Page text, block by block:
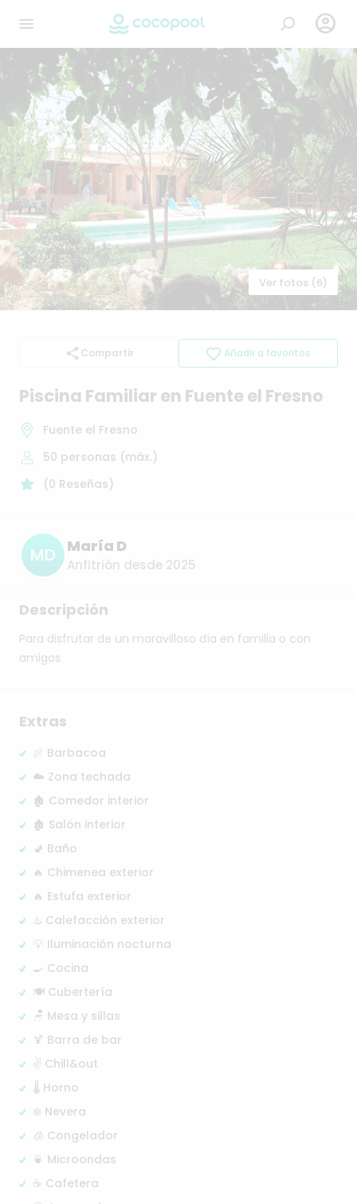

Ver fotos (6)
Compartir Añadir a favoritos
Piscina Familiar en Fuente el Fresno
Fuente el Fresno
50 personas (máx.)
(0 Reseñas)
MD María D
Anfitrión desde 2025
Descripción
Para disfrutar de un maravilloso día en familia o con
amigos.
Extras
🍖 Barbacoa
☁️ Zona techada
🏚️ Comedor interior
🏚️ Salón interior
🚽 Baño
🔥 Chimenea exterior
🔥 Estufa exterior
♨️ Calefacción exterior
💡 Iluminación nocturna
🍳 Cocina
🍽️ Cubertería
🪑 Mesa y sillas
🍹 Barra de bar
✌️ Chill&out
🌡️ Horno
❄️ Nevera
🧊 Congelador
🍵 Microondas
☕ Cafetera